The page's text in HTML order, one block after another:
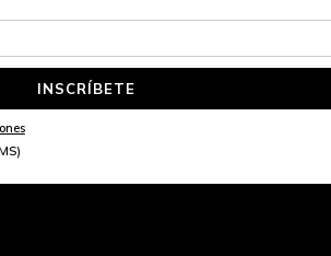
INSCRÍBETE